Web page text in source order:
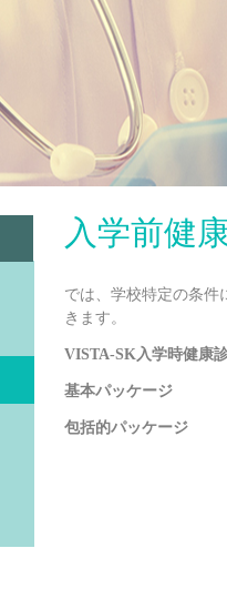
入学前健
では、学校特定の条件
きます。
VISTA-SK入学時健康
基本パッケージ
包括的パッケージ